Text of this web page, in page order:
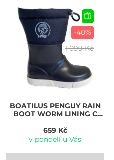
-40%
1 099 Kč
BOATILUSPENGUY RAIN
BOOT WORM LINING C
659 Kč
v pondělí u Vás